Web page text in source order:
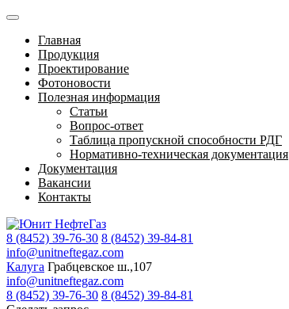
Главная
Продукция
Проектирование
Фотоновости
Полезная информация
Статьи
Вопрос-ответ
Таблица пропускной способности РДГ
Нормативно-техническая документация
Документация
Вакансии
Контакты
8 (8452) 39-76-30 8 (8452) 39-84-81
info@unitneftegaz.com
Калуга Грабцевское ш.,107
info@unitneftegaz.com
8 (8452) 39-76-30 8 (8452) 39-84-81